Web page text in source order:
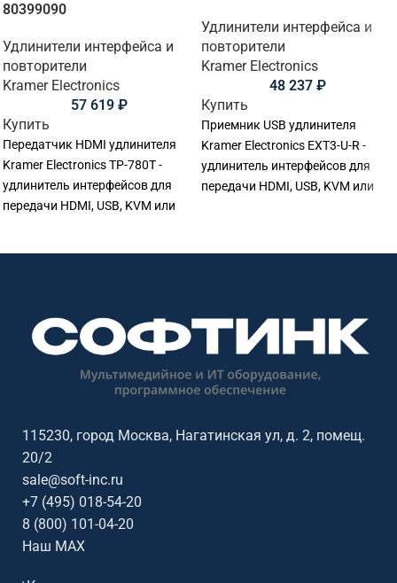
80399090
Удлинители интерфейса и
повторители
Kramer Electronics
57 619 ₽
Купить
Передатчик HDMI удлинителя
Kramer Electronics TP-780T -
удлинитель интерфейсов для
передачи HDMI, USB, KVM или
аудиториях, диспетчерских и
коммерческих AV-инсталляциях.
Ключевые параметры: HDBaseT,
HDMI, USB, RS-232, ИК, PoE, 4K
Удлинители интерфейса и
повторители
Kramer Electronics
48 237 ₽
Купить
Приемник USB удлинителя
Kramer Electronics EXT3-U-R -
удлинитель интерфейсов для
передачи HDMI, USB, KVM или
коммерческих AV-инсталляциях.
Ключевые параметры: USB, RS-
232, PoE
115230, город Москва, Нагатинская ул, д. 2, помещ.
20/2
sale@soft-inc.ru
+7 (495) 018-54-20
8 (800) 101-04-20
Наш MAX